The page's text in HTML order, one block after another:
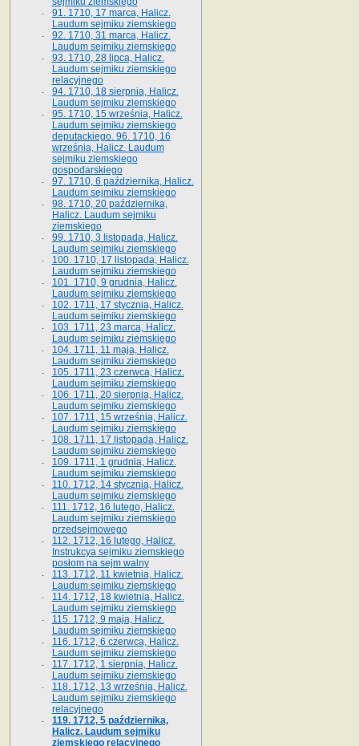
91. 1710, 17 marca, Halicz.
Laudum sejmiku ziemskiego
92. 1710, 31 marca, Halicz.
Laudum sejmiku ziemskiego
93. 1710, 28 lipca, Halicz.
Laudum sejmiku ziemskiego
relacyjnego
94. 1710, 18 sierpnia, Halicz.
Laudum sejmiku ziemskiego
95. 1710, 15 września, Halicz.
Laudum sejmiku ziemskiego
deputackiego. 96. 1710, 16
września, Halicz. Laudum
sejmiku ziemskiego
gospodarskiego
97. 1710, 6 października, Halicz.
Laudum sejmiku ziemskiego
98. 1710, 20 października,
Halicz. Laudum sejmiku
ziemskiego
99. 1710, 3 listopada, Halicz.
Laudum sejmiku ziemskiego
100. 1710, 17 listopada, Halicz.
Laudum sejmiku ziemskiego
101. 1710, 9 grudnia, Halicz.
Laudum sejmiku ziemskiego
102. 1711, 17 stycznia, Halicz.
Laudum sejmiku ziemskiego
103. 1711, 23 marca, Halicz.
Laudum sejmiku ziemskiego
104. 1711, 11 maja, Halicz.
Laudum sejmiku ziemskiego
105. 1711, 23 czerwca, Halicz.
Laudum sejmiku ziemskiego
106. 1711, 20 sierpnia, Halicz.
Laudum sejmiku ziemskiego
107. 1711, 15 września, Halicz.
Laudum sejmiku ziemskiego
108. 1711, 17 listopada, Halicz.
Laudum sejmiku ziemskiego
109. 1711, 1 grudnia, Halicz.
Laudum sejmiku ziemskiego
110. 1712, 14 stycznia, Halicz.
Laudum sejmiku ziemskiego
111. 1712, 16 lutego, Halicz.
Laudum sejmiku ziemskiego
przedsejmowego
112. 1712, 16 lutego, Halicz.
Instrukcya sejmiku ziemskiego
posłom na sejm walny
113. 1712, 11 kwietnia, Halicz.
Laudum sejmiku ziemskiego
114. 1712, 18 kwietnia, Halicz.
Laudum sejmiku ziemskiego
115. 1712, 9 maja, Halicz.
Laudum sejmiku ziemskiego
116. 1712, 6 czerwca, Halicz.
Laudum sejmiku ziemskiego
117. 1712, 1 sierpnia, Halicz.
Laudum sejmiku ziemskiego
118. 1712, 13 września, Halicz.
Laudum sejmiku ziemskiego
relacyjnego
119. 1712, 5 października,
Halicz. Laudum sejmiku
ziemskiego relacyjnego